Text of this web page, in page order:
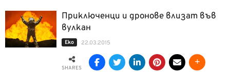
Приключенци и дронове влизат във
вулкан
Еко 22.03.2015
SHARES